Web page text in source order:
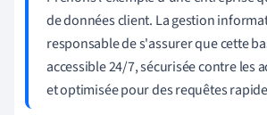
de données client. La gestion
responsable de s'assurer que cette
accessible 24/7, sécurisée contre les
et optimisée pour des requêtes